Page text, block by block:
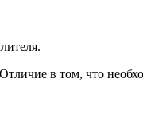
в том, что